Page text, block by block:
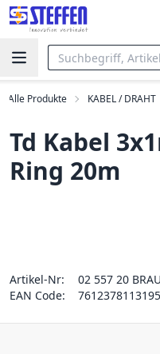
Alle Produkte KABEL / DRAHT
Td Kabel
Ring 20m
Artikel-Nr:
02 557 20
EAN Code:
7612378113195